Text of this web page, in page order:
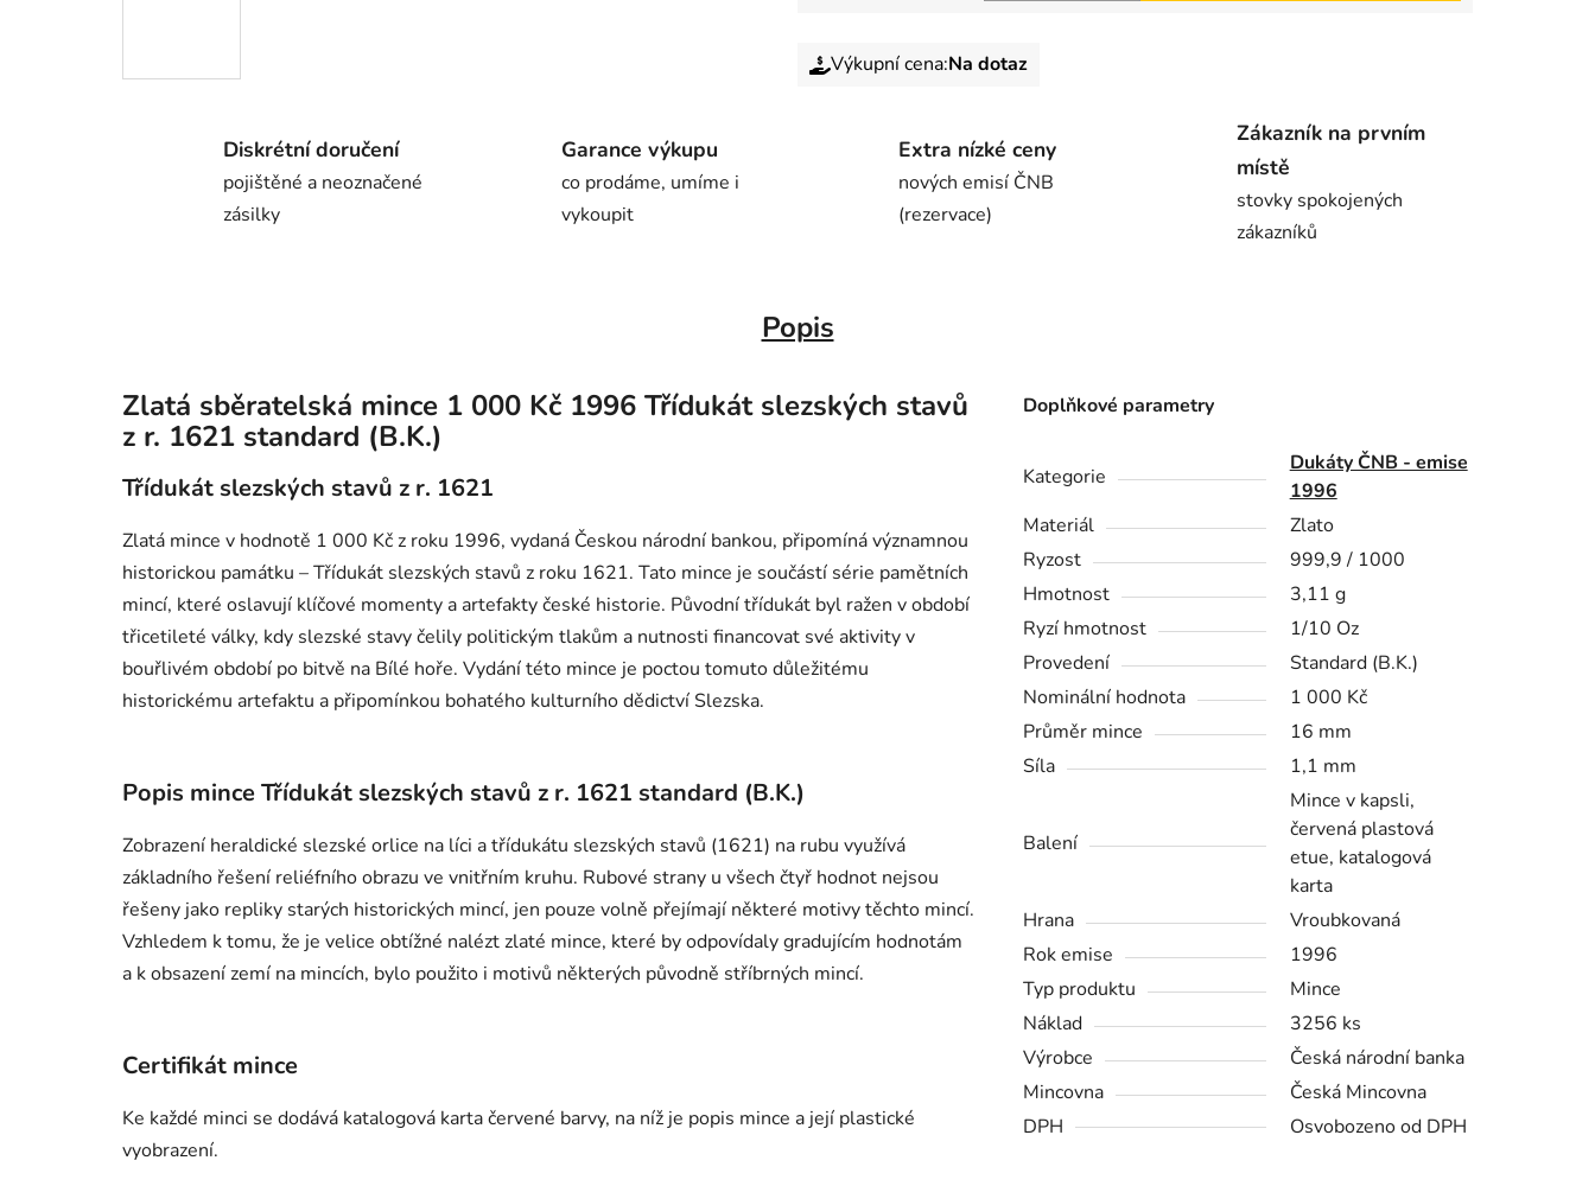
Výkupní cena:Na dotaz
Diskrétní doručení
pojištěné a neoznačené
zásilky
Garance výkupu
co prodáme, umíme i
vykoupit
Extra nízké ceny
nových emisí ČNB
(rezervace)
Zákazník na prvním
místě
stovky spokojených
zákazníků
Popis
Zlatá sběratelská mince 1 000 Kč 1996 Třídukát slezských stavů
z r. 1621 standard (B.K.)
Třídukát slezských stavů z r. 1621
Zlatá mince v hodnotě 1 000 Kč z roku 1996, vydaná Českou národní bankou, připomíná významnou
historickou památku – Třídukát slezských stavů z roku 1621. Tato mince je součástí série pamětních
mincí, které oslavují klíčové momenty a artefakty české historie. Původní třídukát byl ražen v období
třicetileté války, kdy slezské stavy čelily politickým tlakům a nutnosti financovat své aktivity v
bouřlivém období po bitvě na Bílé hoře. Vydání této mince je poctou tomuto důležitému
historickému artefaktu a připomínkou bohatého kulturního dědictví Slezska.
Popis mince Třídukát slezských stavů z r. 1621 standard (B.K.)
Zobrazení heraldické slezské orlice na líci a třídukátu slezských stavů (1621) na rubu využívá
základního řešení reliéfního obrazu ve vnitřním kruhu. Rubové strany u všech čtyř hodnot nejsou
řešeny jako repliky starých historických mincí, jen pouze volně přejímají některé motivy těchto mincí.
Vzhledem k tomu, že je velice obtížné nalézt zlaté mince, které by odpovídaly gradujícím hodnotám
a k obsazení zemí na mincích, bylo použito i motivů některých původně stříbrných mincí.
Certifikát mince
Ke každé minci se dodává katalogová karta červené barvy, na níž je popis mince a její plastické
vyobrazení.
Doplňkové parametry
Kategorie
Dukáty ČNB - emise
1996
Materiál
Zlato
Ryzost
999,9 / 1000
Hmotnost
3,11 g
Ryzí hmotnost
1/10 Oz
Provedení
Standard (B.K.)
Nominální hodnota
1 000 Kč
Průměr mince
16 mm
Síla
1,1 mm
Balení
Mince v kapsli,
červená plastová
etue, katalogová
karta
Hrana
Vroubkovaná
Rok emise
1996
Typ produktu
Mince
Náklad
3256 ks
Výrobce
Česká národní banka
Mincovna
Česká Mincovna
DPH
Osvobozeno od DPH